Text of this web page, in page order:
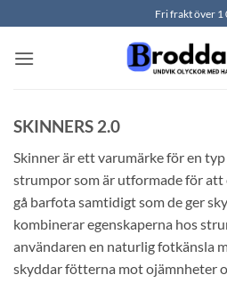
to
content
Fri frakt över 1
SKINNERS 2.0
Skinner är ett varumärke för en
strumpor som är utformade för
gå barfota samtidigt som de ger
kombinerar egenskaperna hos
användaren en naturlig fotkänsla
skyddar fötterna mot ojämnheter